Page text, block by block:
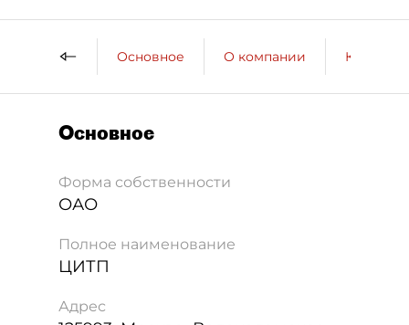
Основное О компании
Основное
Форма собственности
ОАО
Полное наименование
ЦИТП
Адрес